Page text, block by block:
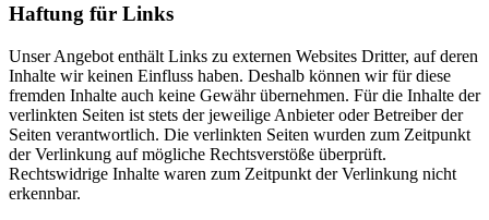
Haftung für Links
Unser Angebot enthält Links zu externen Websites Dritter, auf deren
Inhalte wir keinen Einfluss haben. Deshalb können wir für diese
fremden Inhalte auch keine Gewähr übernehmen. Für die Inhalte der
verlinkten Seiten ist stets der jeweilige Anbieter oder Betreiber der
Seiten verantwortlich. Die verlinkten Seiten wurden zum Zeitpunkt
der Verlinkung auf mögliche Rechtsverstöße überprüft.
Rechtswidrige Inhalte waren zum Zeitpunkt der Verlinkung nicht
erkennbar.